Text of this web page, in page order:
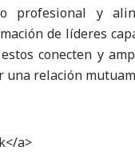
profesional y
de líderes
conecten y
una relación
a>